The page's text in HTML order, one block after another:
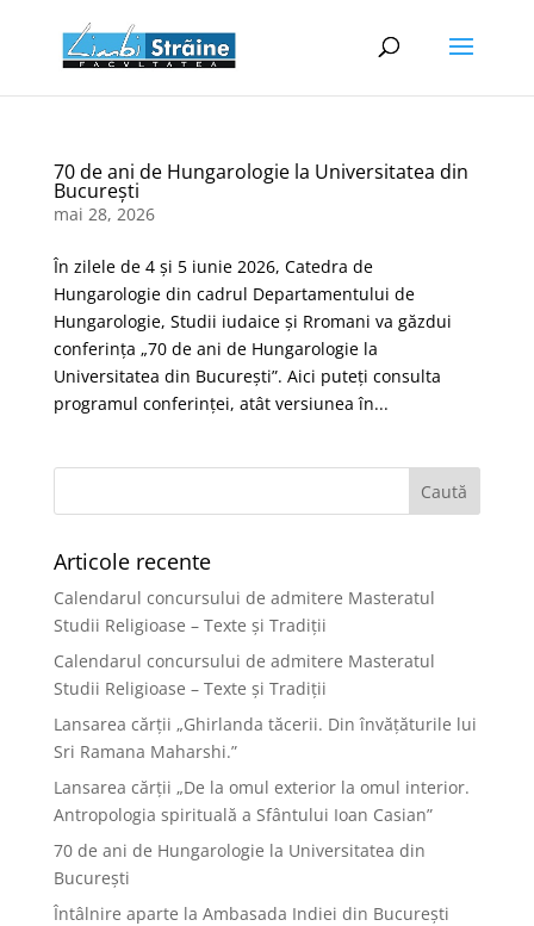
70 de ani de Hungarologie la Universitatea din
București
mai 28, 2026
În zilele de 4 și 5 iunie 2026, Catedra de
Hungarologie din cadrul Departamentului de
Hungarologie, Studii iudaice și Rromani va găzdui
conferința „70 de ani de Hungarologie la
Universitatea din București”. Aici puteți consulta
programul conferinței, atât versiunea în...
Articole recente
Calendarul concursului de admitere Masteratul
Studii Religioase – Texte și Tradiții
Calendarul concursului de admitere Masteratul
Studii Religioase – Texte și Tradiții
Lansarea cărții „Ghirlanda tăcerii. Din învățăturile lui
Sri Ramana Maharshi.”
Lansarea cărții „De la omul exterior la omul interior.
Antropologia spirituală a Sfântului Ioan Casian”
70 de ani de Hungarologie la Universitatea din
București
Întâlnire aparte la Ambasada Indiei din București